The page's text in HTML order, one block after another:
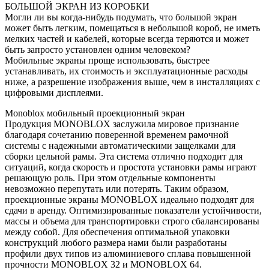
БОЛЬШОЙ ЭКРАН ИЗ КОРОБКИ
Могли ли вы когда-нибудь подумать, что большой экран
может быть легким, помещаться в небольшой короб, не иметь
мелких частей и кабелей, которые всегда теряются и может
быть запросто установлен одним человеком?
Мобильные экраны проще использовать, быстрее
устанавливать, их стоимость и эксплуатационные расходы
ниже, а разрешение изображения выше, чем в инсталляциях с
цифровыми дисплеями.
Monoblox мобильный проекционный экран
Продукция MONOBLOX заслужила мировое признание
благодаря сочетанию поверенной временем рамочной
системы с надежными автоматическими защелками для
сборки цельной рамы. Эта система отлично подходит для
ситуаций, когда скорость и простота установки рамы играют
решающую роль. При этом отдельные компоненты
невозможно перепутать или потерять. Таким образом,
проекционные экраны MONOBLOX идеально подходят для
сдачи в аренду. Оптимизированные показатели устойчивости,
массы и объема для транспортировки строго сбалансированы
между собой. Для обеспечения оптимальной упаковки
конструкций любого размера нами были разработаны
профили двух типов из алюминиевого сплава повышенной
прочности MONOBLOX 32 и MONOBLOX 64.